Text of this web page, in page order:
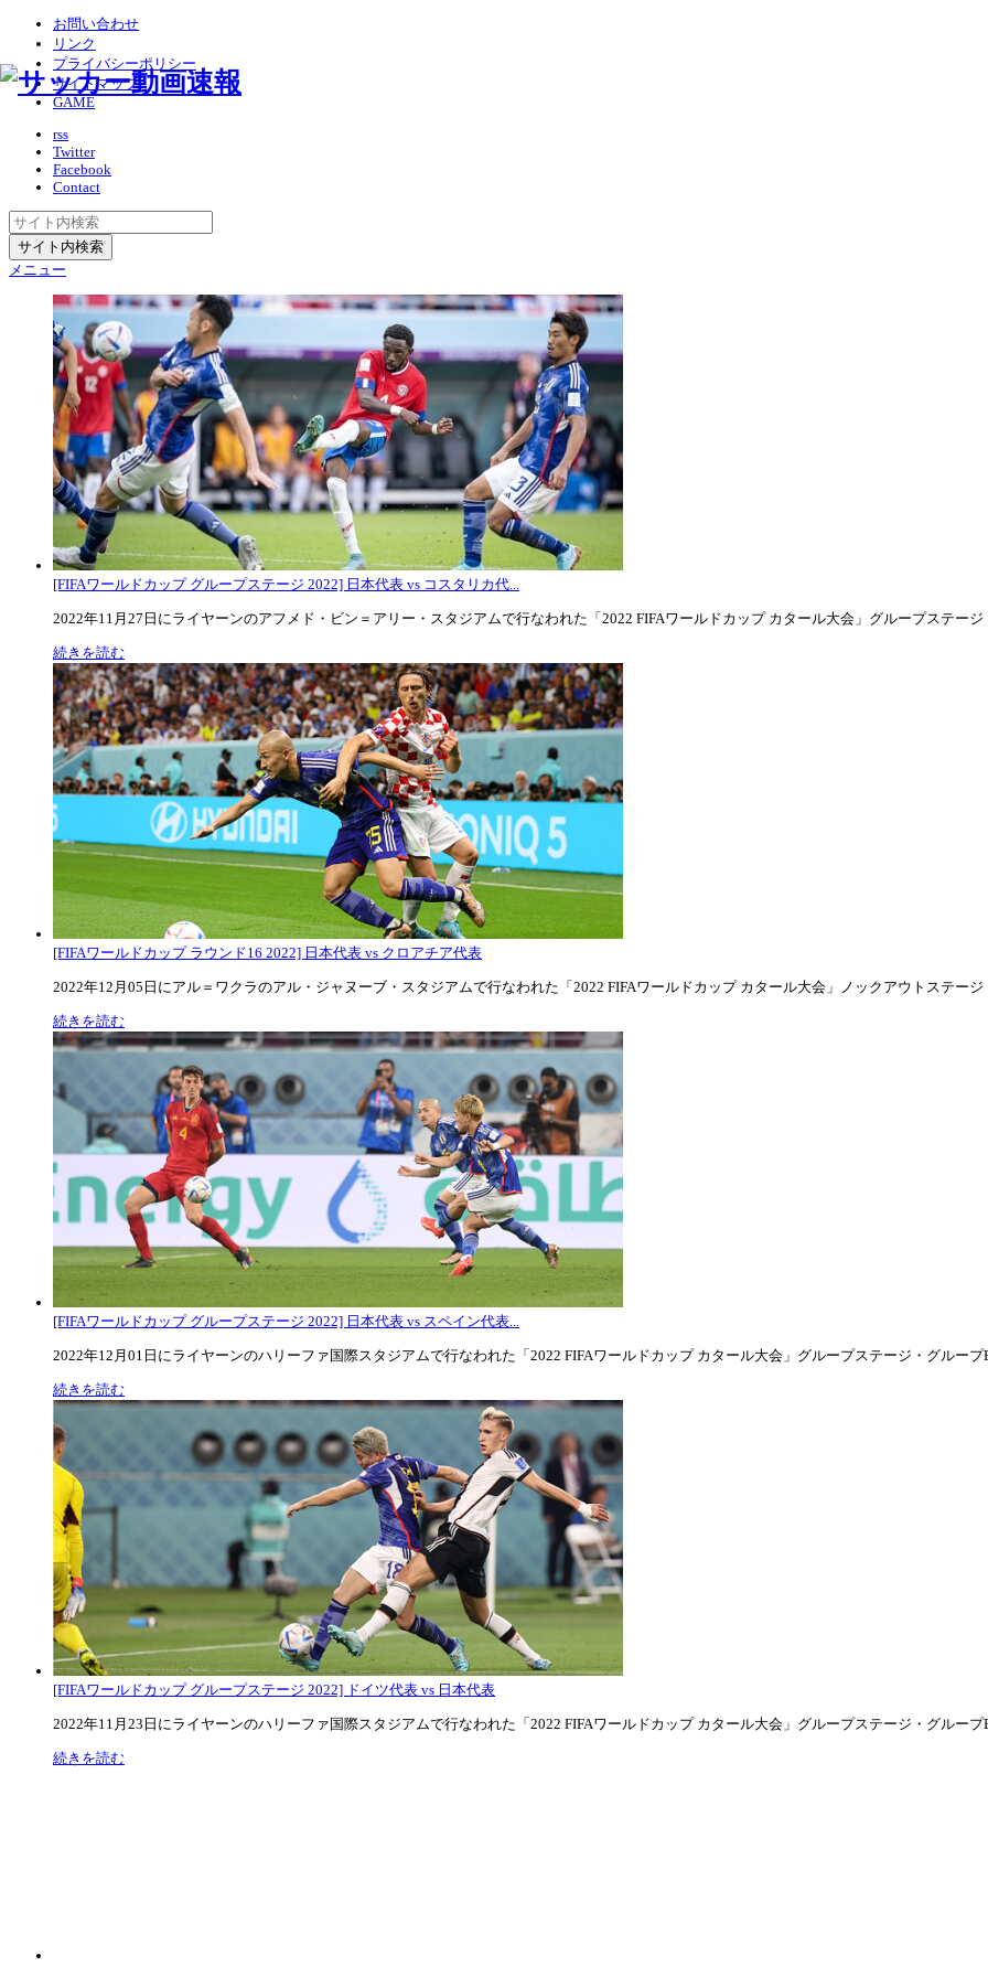
お問い合わせ
リンク
プライバシーポリシー
サイトマップ
GAME
rss
Twitter
Facebook
Contact
メニュー
[FIFAワールドカップ グループステージ 2022] 日本代表 vs コスタリカ代...
2022年11月27日にライヤーンのアフメド・ビン＝アリー・スタジアムで行なわれた「2022 FIFAワールドカップ カタール大会」グループステージ
続きを読む
[FIFAワールドカップ ラウンド16 2022] 日本代表 vs クロアチア代表
2022年12月05日にアル＝ワクラのアル・ジャヌーブ・スタジアムで行なわれた「2022 FIFAワールドカップ カタール大会」ノックアウトステージ
続きを読む
[FIFAワールドカップ グループステージ 2022] 日本代表 vs スペイン代表...
2022年12月01日にライヤーンのハリーファ国際スタジアムで行なわれた「2022 FIFAワールドカップ カタール大会」グループステージ・グループ
続きを読む
[FIFAワールドカップ グループステージ 2022] ドイツ代表 vs 日本代表
2022年11月23日にライヤーンのハリーファ国際スタジアムで行なわれた「2022 FIFAワールドカップ カタール大会」グループステージ・グループ
続きを読む